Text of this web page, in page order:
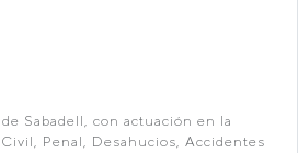
Sabadell, con actuación en la
Penal, Desahucios, Accidentes